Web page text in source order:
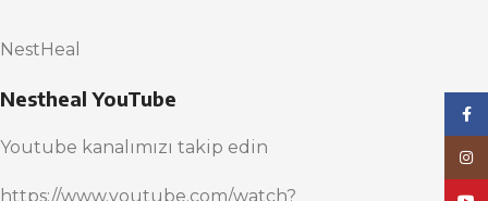
NestHeal
Nestheal YouTube
Youtube kanalımızı takip edin
https://www.youtube.com/watch?